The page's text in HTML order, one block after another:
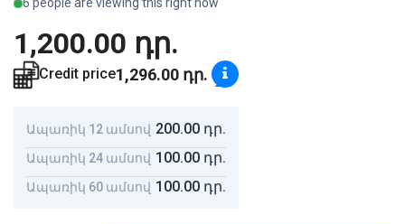
6 people are viewing this right now
1,200.00 դր.
Credit price1,296.00 դր.
Ապառիկ 12 ամսով 200.00 դր.
Ապառիկ 24 ամսով 100.00 դր.
Ապառիկ 60 ամսով 100.00 դր.